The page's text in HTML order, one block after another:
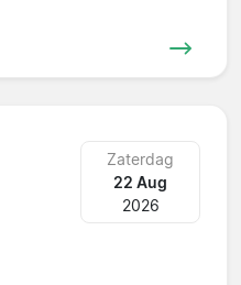
Zaterdag
22 Aug
2026